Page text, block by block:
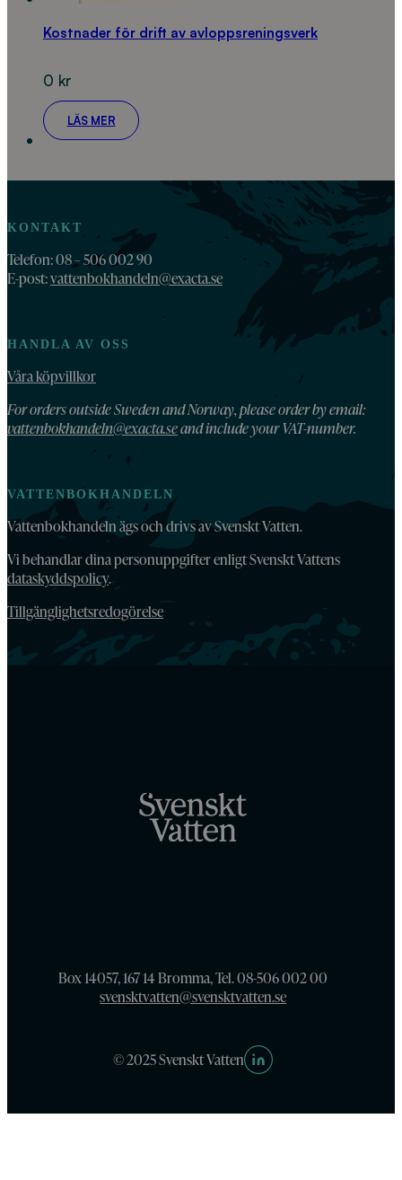
Kostnader för drift av avloppsreningsverk
0 kr
LÄS MER
KONTAKT
Telefon: 08 – 506 002 90
E-post:vattenbokhandeln@exacta.se
HANDLA AV OSS
Våra köpvillkor
For orders outside Sweden and Norway, please order by email:
vattenbokhandeln@exacta.seand include your VAT-number.
VATTENBOKHANDELN
Vattenbokhandeln ägs och drivs av Svenskt Vatten.
Vi behandlar dina personuppgifter enligt Svenskt Vattens
dataskyddspolicy.
Tillgänglighetsredogörelse
Box 14057, 167 14 Bromma, Tel. 08-506 002 00
svensktvatten@svensktvatten.se
© 2025 Svenskt Vatten